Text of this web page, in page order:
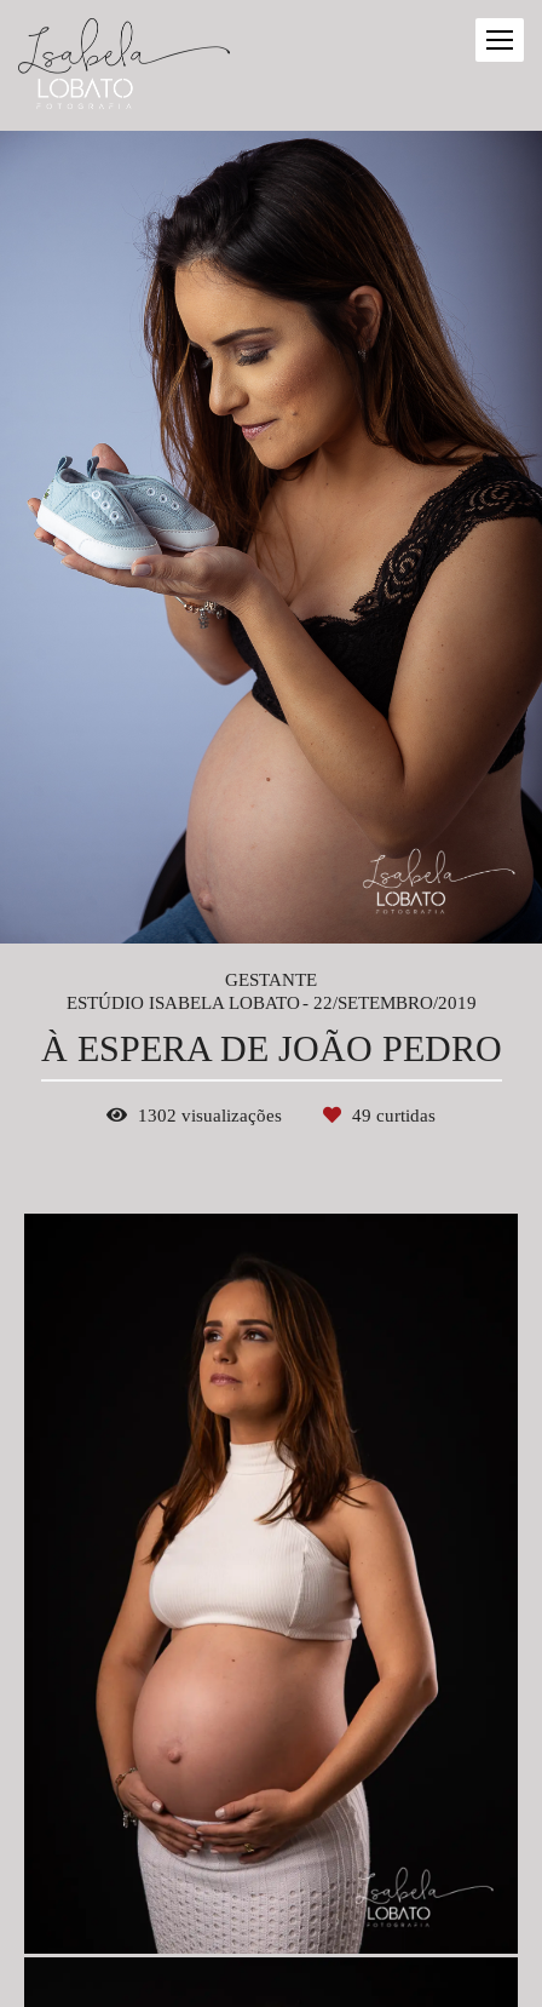
GESTANTE
ESTÚDIO ISABELA LOBATO
22/SETEMBRO/2019
À ESPERA DE JOÃO PEDRO
1302 visualizações 49 curtidas